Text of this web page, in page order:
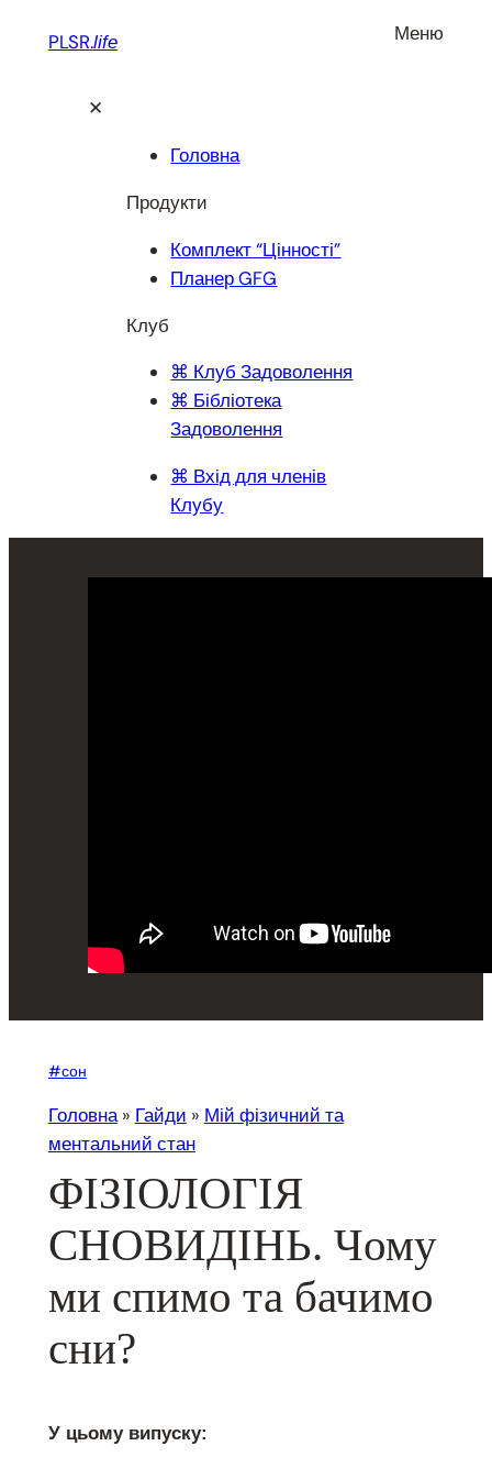
PLSR.life Меню
✕
Головна
Продукти
Комплект “Цінності”
Планер GFG
Клуб
⌘ Клуб Задоволення
⌘ Бібліотека
Задоволення
⌘ Вхід для членів
Клубу
#сон
Головна» Гайди » Мій фізичний та
ментальний стан
ФІЗІОЛОГІЯ
СНОВИДІНЬ. Чому
ми спимо та бачимо
сни?
У цьому випуску: